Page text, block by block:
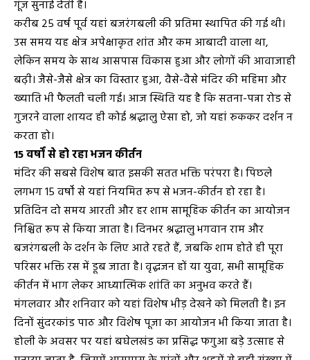
गूंज सुनाई देती है।
करीब 25 वर्ष पूर्व यहां बजरंगबली की प्रतिमा स्थापित की गई थी।
उस समय यह क्षेत्र अपेक्षाकृत शांत और कम आबादी वाला था,
लेकिन समय के साथ आसपास विकास हुआ और लोगों की आवाजाही
बढ़ी। जैसे-जैसे क्षेत्र का विस्तार हुआ, वैसे-वैसे मंदिर की महिमा और
ख्याति भी फैलती चली गई। आज स्थिति यह है कि सतना-पन्ना रोड से
गुजरने वाला शायद ही कोई श्रद्धालु ऐसा हो, जो यहां रुककर दर्शन न
करता हो।
15 वर्षों से हो रहा भजन कीर्तन
मंदिर की सबसे विशेष बात इसकी सतत भक्ति परंपरा है। पिछले
लगभग 15 वर्षों से यहां नियमित रूप से भजन-कीर्तन हो रहा है।
प्रतिदिन दो समय आरती और हर शाम सामूहिक कीर्तन का आयोजन
निश्चित रूप से किया जाता है। दिनभर श्रद्धालु भगवान राम और
बजरंगबली के दर्शन के लिए आते रहते हैं, जबकि शाम होते ही पूरा
परिसर भक्ति रस में डूब जाता है। वृद्धजन हों या युवा, सभी सामूहिक
कीर्तन में भाग लेकर आध्यात्मिक शांति का अनुभव करते हैं।
मंगलवार और शनिवार को यहां विशेष भीड़ देखने को मिलती है। इन
दिनों सुंदरकांड पाठ और विशेष पूजा का आयोजन भी किया जाता है।
होली के अवसर पर यहां बघेलखंड का प्रसिद्ध फगुआ बड़े उत्साह से